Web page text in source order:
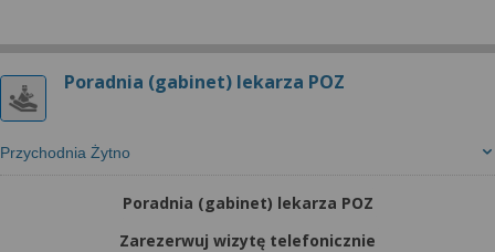
Poradnia (gabinet) lekarza POZ
Przychodnia Żytno
Poradnia (gabinet) lekarza POZ
Zarezerwuj wizytę telefonicznie